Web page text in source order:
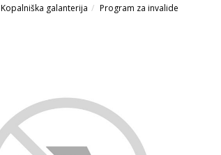
Kopalniška galanterija Program za invalide